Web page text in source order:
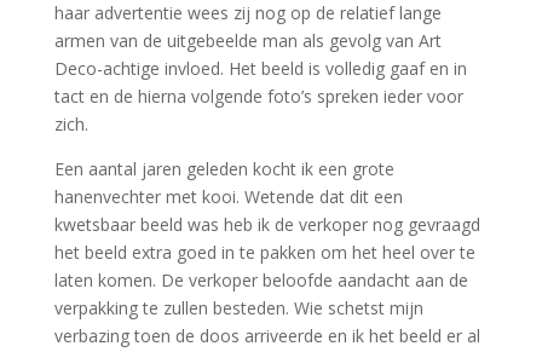
haar advertentie wees zij nog op de relatief lange
armen van de uitgebeelde man als gevolg van Art
Deco-achtige invloed. Het beeld is volledig gaaf en in
tact en de hierna volgende foto’s spreken ieder voor
zich.
Een aantal jaren geleden kocht ik een grote
hanenvechter met kooi. Wetende dat dit een
kwetsbaar beeld was heb ik de verkoper nog gevraagd
het beeld extra goed in te pakken om het heel over te
laten komen. De verkoper beloofde aandacht aan de
verpakking te zullen besteden. Wie schetst mijn
verbazing toen de doos arriveerde en ik het beeld er al